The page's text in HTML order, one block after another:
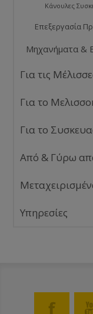
Κάνουλες
Επεξεργασία
Μηχανήματα &
Για τις
Για το
Για το
Από & Γύρω
Υπηρεσίες